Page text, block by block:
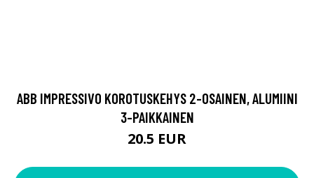
ABB IMPRESSIVO KOROTUSKEHYS 2-OSAINEN, ALUMIINI
3-PAIKKAINEN
20.5 EUR